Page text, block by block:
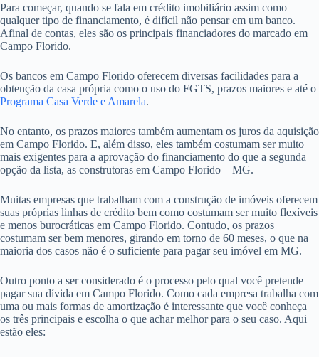
Para começar, quando se fala em crédito imobiliário assim como
qualquer tipo de financiamento, é difícil não pensar em um banco.
Afinal de contas, eles são os principais financiadores do marcado em
Campo Florido.
Os bancos em Campo Florido oferecem diversas facilidades para a
obtenção da casa própria como o uso do FGTS, prazos maiores e até o
Programa Casa Verde e Amarela.
No entanto, os prazos maiores também aumentam os juros da aquisição
em Campo Florido. E, além disso, eles também costumam ser muito
mais exigentes para a aprovação do financiamento do que a segunda
opção da lista, as construtoras em Campo Florido – MG.
Muitas empresas que trabalham com a construção de imóveis oferecem
suas próprias linhas de crédito bem como costumam ser muito flexíveis
e menos burocráticas em Campo Florido. Contudo, os prazos
costumam ser bem menores, girando em torno de 60 meses, o que na
maioria dos casos não é o suficiente para pagar seu imóvel em MG.
Outro ponto a ser considerado é o processo pelo qual você pretende
pagar sua dívida em Campo Florido. Como cada empresa trabalha com
uma ou mais formas de amortização é interessante que você conheça
os três principais e escolha o que achar melhor para o seu caso. Aqui
estão eles: